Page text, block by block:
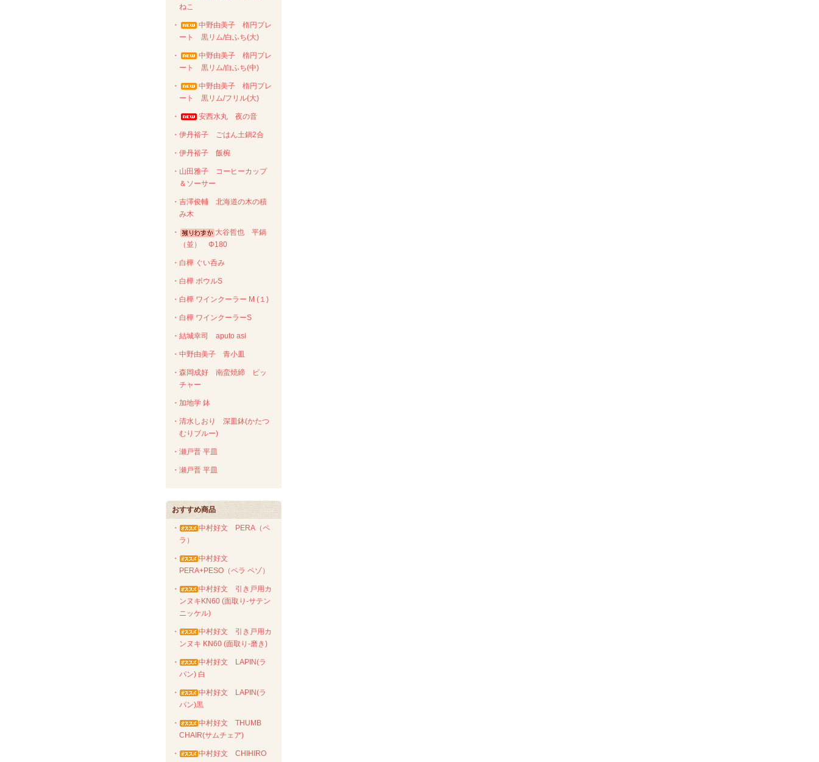
ねこ
・
中野由美子 楕円プレ
ート 黒リム/白ふち(大)
・
中野由美子 楕円プレ
ート 黒リム/白ふち(中)
・
中野由美子 楕円プレ
ート 黒リム/フリル(大)
・ 安西水丸 夜の音
・伊丹裕子 ごはん土鍋2合
・伊丹裕子 飯椀
・山田雅子 コーヒーカップ
＆ソーサー
・吉澤俊輔 北海道の木の積
み木
・
大谷哲也 平鍋
（並） Φ180
・白樺 ぐい呑み
・白樺 ボウルS
・白樺 ワインクーラー M (１)
・白樺 ワインクーラーS
・結城幸司 aputo asi
・中野由美子 青小皿
・森岡成好 南蛮焼締 ピッ
チャー
・加地学 鉢
・清水しおり 深皿鉢(かたつ
むりブルー)
・瀬戸晋 平皿
・瀬戸晋 平皿
おすすめ商品
・
中村好文 PERA（ペ
ラ）
・
中村好文
PERA+PESO（ペラ ペゾ）
・
中村好文 引き戸用カ
ンヌキKN60 (面取り-サテン
ニッケル)
・
中村好文 引き戸用カ
ンヌキ KN60 (面取り-磨き)
・
中村好文 LAPIN(ラ
パン) 白
・
中村好文 LAPIN(ラ
パン)黒
・
中村好文 THUMB
CHAIR(サムチェア)
・
中村好文 CHIHIRO